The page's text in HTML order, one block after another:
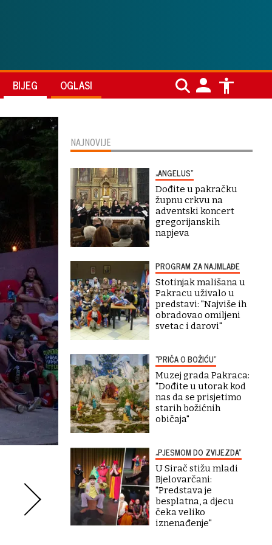
BIJEG OGLASI
NAJNOVIJE
„ANGELUS“
Dođite u pakračku
župnu crkvu na
adventski koncert
gregorijanskih
napjeva
PROGRAM ZA NAJMLAĐE
Stotinjak mališana u
Pakracu uživalo u
predstavi: "Najviše ih
obradovao omiljeni
svetac i darovi"
"PRIČA O BOŽIĆU"
Muzej grada Pakraca:
"Dođite u utorak kod
nas da se prisjetimo
starih božićnih
običaja"
„PJESMOM DO ZVIJEZDA“
U Sirač stižu mladi
Bjelovarčani:
"Predstava je
besplatna, a djecu
čeka veliko
iznenađenje"